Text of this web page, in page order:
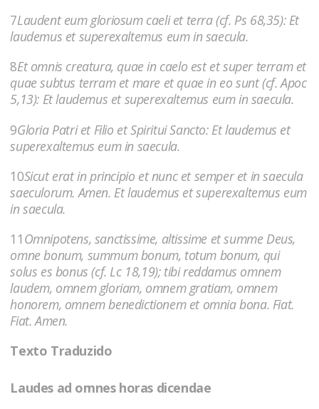
7Laudent eum gloriosum caeli et terra (cf. Ps 68,35): Et
laudemus et superexaltemus eum in saecula.
8Et omnis creatura, quae in caelo est et super terram et
quae subtus terram et mare et quae in eo sunt (cf. Apoc
5,13): Et laudemus et superexaltemus eum in saecula.
9Gloria Patri et Filio et Spiritui Sancto: Et laudemus et
superexaltemus eum in saecula.
10Sicut erat in principio et nunc et semper et in saecula
saeculorum. Amen. Et laudemus et superexaltemus eum
in saecula.
11 Omnipotens, sanctissime, altissime et summe Deus,
omne bonum, summum bonum, totum bonum, qui
solus es bonus (cf. Lc 18,19); tibi reddamus omnem
laudem, omnem gloriam, omnem gratiam, omnem
honorem, omnem benedictionem et omnia bona. Fiat.
Fiat. Amen.
Texto Traduzido
Laudes ad omnes horas dicendae